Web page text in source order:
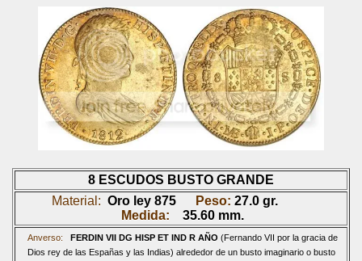
8 ESCUDOS BUSTO GRANDE
Material: Oro ley 875 Peso: 27.0 gr.
Medida:
35.60 mm.
Anverso: FERDIN VII DG HISP ET IND R AÑO (Fernando VII por la gracia de
Dios rey de las Españas y las Indias) alrededor de un busto imaginario o busto